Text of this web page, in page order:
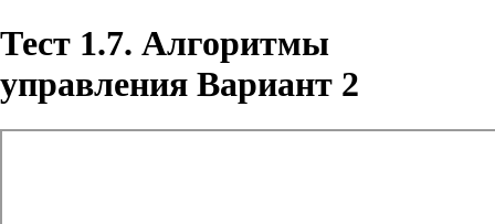
Тест 1.7. Алгоритмы
управления Вариант 2